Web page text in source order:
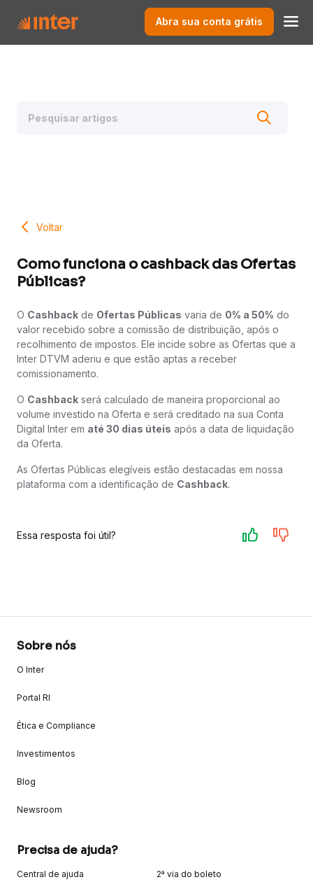
Abra sua conta grátis
Voltar
Como funciona o cashback das Ofertas
Públicas?
O Cashback de Ofertas Públicas varia de 0% a 50% do
valor recebido sobre a comissão de distribuição, após o
recolhimento de impostos. Ele incide sobre as Ofertas que a
Inter DTVM aderiu e que estão aptas a receber
comissionamento.
O Cashback será calculado de maneira proporcional ao
volume investido na Oferta e será creditado na sua Conta
Digital Inter em até 30 dias úteis após a data de liquidação
da Oferta.
As Ofertas Públicas elegíveis estão destacadas em nossa
plataforma com a identificação de Cashback.
Essa resposta foi útil?
Sobre nós
O Inter
Portal RI
Ética e Compliance
Investimentos
Blog
Newsroom
Precisa de ajuda?
Central de ajuda 2ª via do boleto